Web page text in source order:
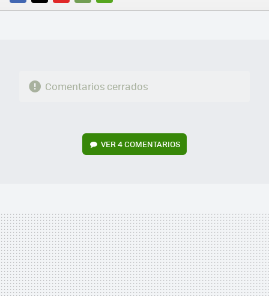
FACEBOOK
TWITTERFLIPBOARD
E-
WHATSAPP
Comentarios cerrados
VER 4 COMENTARIOS